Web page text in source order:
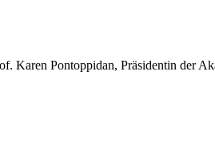
Karen Pontoppidan, Präsidentin der